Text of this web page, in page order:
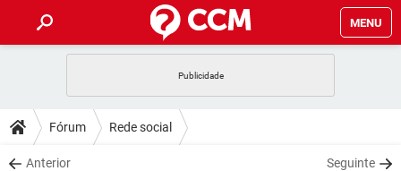
MENU
CELULAR
OUTLOOK
DICAS
JOGOS
DOWNLOADS
Fórum Rede social
Anterior Seguinte